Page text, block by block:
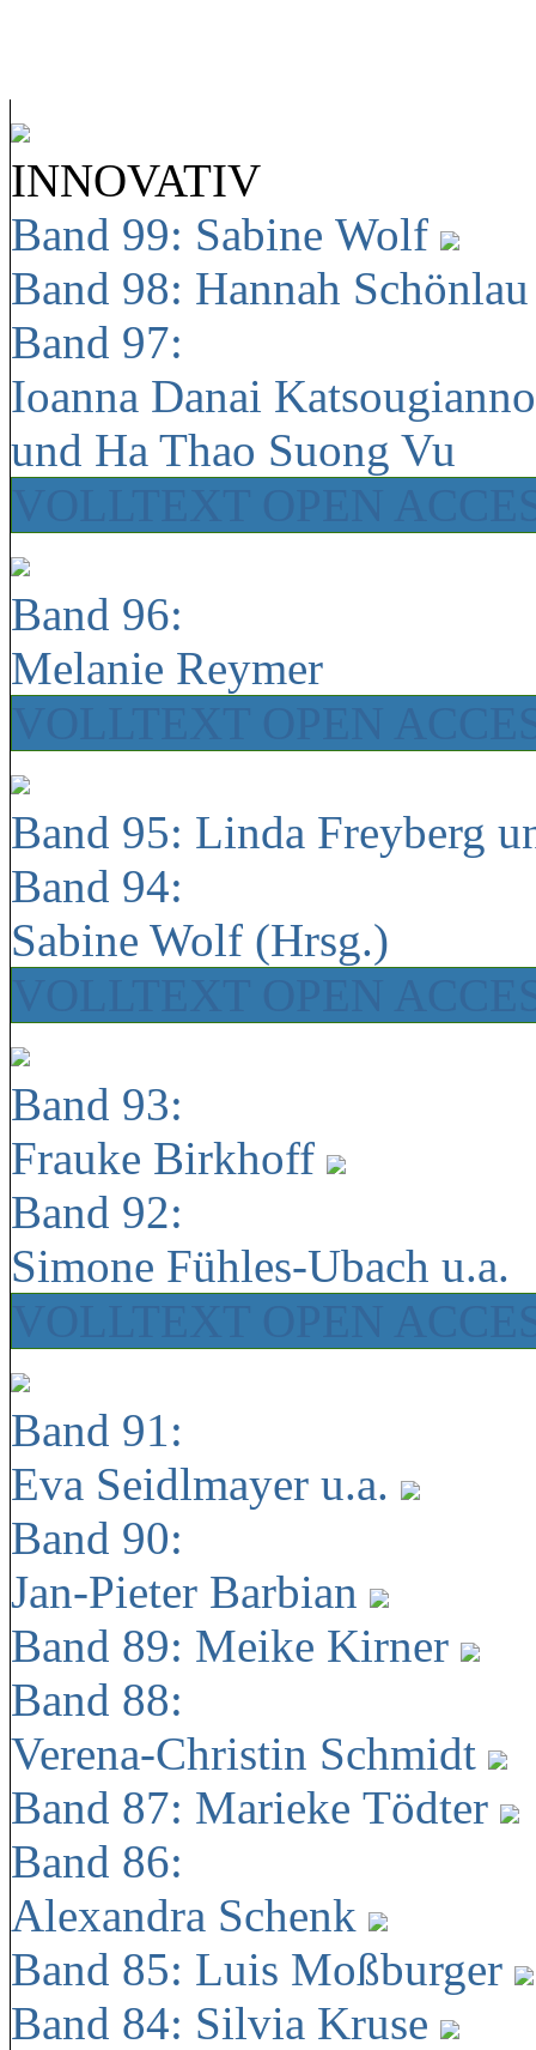
INNOVATIV
Band 99: Sabine Wolf
Band 98: Hannah
Band 97:
Ioanna Danai
und Ha Thao Suong Vu
Band 96:
Melanie Reymer
Band 95: Linda Freyberg
Band 94:
Sabine Wolf (Hrsg.)
Band 93:
Frauke Birkhoff
Band 92:
Simone Fühles-Ubach u.a.
Band 91:
Eva Seidlmayer u.a.
Band 90:
Jan-Pieter Barbian
Band 89: Meike Kirner
Band 88:
Verena-Christin Schmidt
Band 87: Marieke Tödter
Band 86:
Alexandra Schenk
Band 85: Luis Moßburger
Band 84: Silvia Kruse